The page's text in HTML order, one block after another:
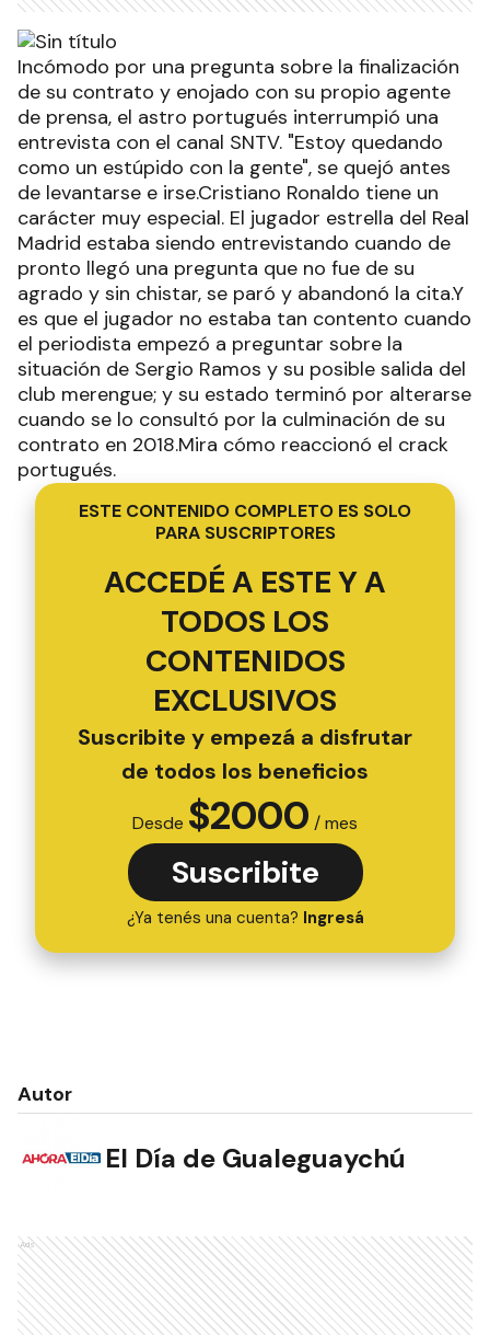
Incómodo por una pregunta sobre la finalización
de su contrato y enojado con su propio agente
de prensa, el astro portugués interrumpió una
entrevista con el canal SNTV. "Estoy quedando
como un estúpido con la gente", se quejó antes
de levantarse e irse.Cristiano Ronaldo tiene un
carácter muy especial. El jugador estrella del Real
Madrid estaba siendo entrevistando cuando de
pronto llegó una pregunta que no fue de su
agrado y sin chistar, se paró y abandonó la cita.Y
es que el jugador no estaba tan contento cuando
el periodista empezó a preguntar sobre la
situación de Sergio Ramos y su posible salida del
club merengue; y su estado terminó por alterarse
cuando se lo consultó por la culminación de su
contrato en 2018.Mira cómo reaccionó el crack
portugués.
ESTE CONTENIDO COMPLETO ES SOLO
PARA SUSCRIPTORES
ACCEDÉ A ESTE Y A
TODOS LOS
CONTENIDOS
EXCLUSIVOS
Suscribite y empezá a disfrutar
de todos los beneficios
Desde $2000 / mes
Suscribite
¿Ya tenés una cuenta? Ingresá
Autor
El Día de Gualeguaychú
Ads